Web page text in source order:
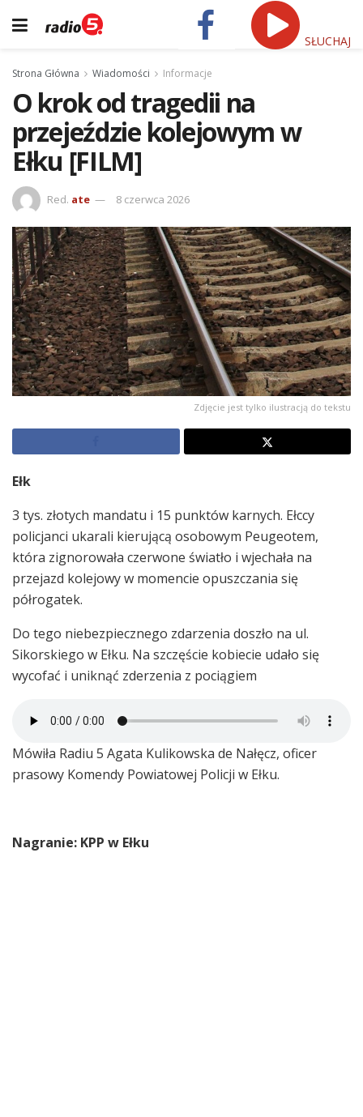
SŁUCHAJ
Strona Główna Wiadomości Informacje
O krok od tragedii na
przejeździe kolejowym w
Ełku [FILM]
Red. ate 8 czerwca 2026
Zdjęcie jest tylko ilustracją do tekstu
Ełk
3 tys. złotych mandatu i 15 punktów karnych. Ełccy
policjanci ukarali kierującą osobowym Peugeotem,
która zignorowała czerwone światło i wjechała na
przejazd kolejowy w momencie opuszczania się
półrogatek.
Do tego niebezpiecznego zdarzenia doszło na ul.
Sikorskiego w Ełku. Na szczęście kobiecie udało się
wycofać i uniknąć zderzenia z pociągiem
Mówiła Radiu 5 Agata Kulikowska de Nałęcz, oficer
prasowy Komendy Powiatowej Policji w Ełku.
Nagranie: KPP w Ełku